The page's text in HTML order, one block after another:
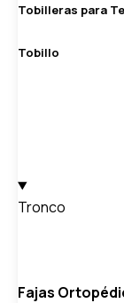
Tobilleras para
Tobillo
Tronco
Fajas